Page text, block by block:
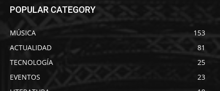
POPULAR CATEGORY
MÚSICA
153
ACTUALIDAD
81
TECNOLOGÍA
25
EVENTOS
23